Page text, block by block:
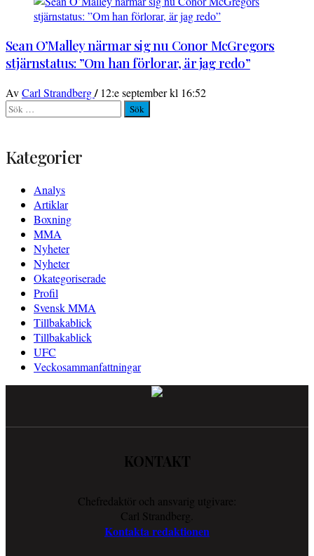
Sean O’Malley närmar sig nu Conor McGregors
stjärnstatus: ”Om han förlorar, är jag redo”
AvCarl Strandberg/ 12:e september kl 16:52
Sök
efter:
Kategorier
Analys
Artiklar
Boxning
MMA
Nyheter
Nyheter
Okategoriserade
Profil
Svensk MMA
Tillbakablick
Tillbakablick
UFC
Veckosammanfattningar
KONTAKT
Chefredaktör och ansvarig utgivare:
Carl Strandberg.
Kontakta redaktionen